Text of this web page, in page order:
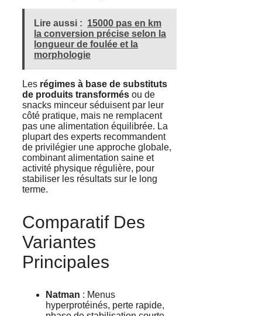
Lire aussi : 15000 pas en km
la conversion précise selon la
longueur de foulée et la
morphologie
Les régimes à base de substituts
de produits transformés ou de
snacks minceur séduisent par leur
côté pratique, mais ne remplacent
pas une alimentation équilibrée. La
plupart des experts recommandent
de privilégier une approche globale,
combinant alimentation saine et
activité physique régulière, pour
stabiliser les résultats sur le long
terme.
Comparatif Des
Variantes
Principales
Natman : Menus
hyperprotéinés, perte rapide,